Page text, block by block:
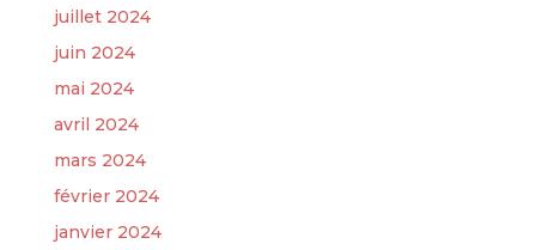
juillet 2024
juin 2024
mai 2024
avril 2024
mars 2024
février 2024
janvier 2024